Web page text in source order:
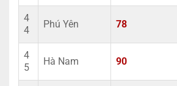
4
4
Phú Yên 78
4
5
Hà Nam 90